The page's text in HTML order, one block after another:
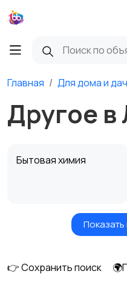
Главная Для дома и
Другое в
Бытовая химия
Кровати и матрасы
Показать
👉 Сохранить поиск